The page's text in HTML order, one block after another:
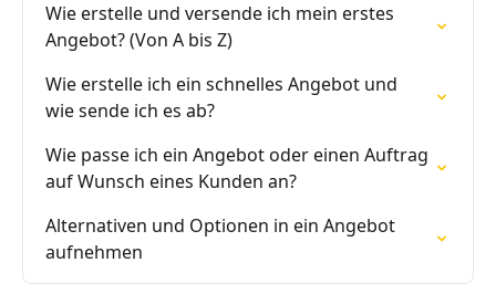
Wie erstelle und versende ich mein erstes
Angebot? (Von A bis Z)
Wie erstelle ich ein schnelles Angebot und
wie sende ich es ab?
Wie passe ich ein Angebot oder einen Auftrag
auf Wunsch eines Kunden an?
Alternativen und Optionen in ein Angebot
aufnehmen